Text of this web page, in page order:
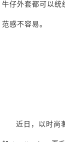
牛仔外套都可以统
范感不容易。
近日 ， 以时尚